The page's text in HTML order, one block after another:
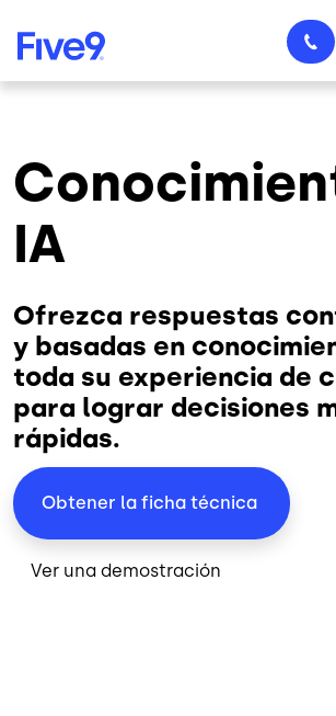
1-
IA
Ofrezca respuestas
y basadas en
toda su experiencia de
para lograr decisiones
rápidas.
Obtener la ficha técnica
Ver una demostración